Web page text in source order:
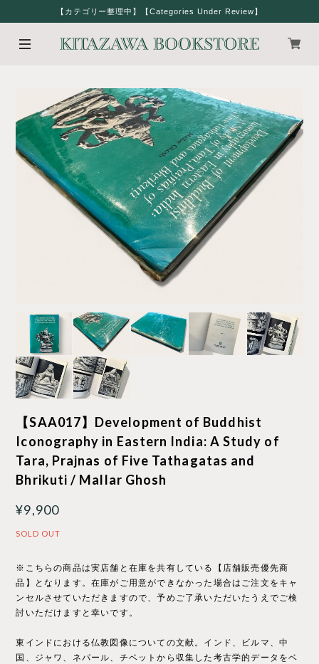
【カテゴリー整理中】【Categories Under Review】
【SAA017】Development of Buddhist
Iconography in Eastern India: A Study of
Tara, Prajnas of Five Tathagatas and
Bhrikuti / Mallar Ghosh
¥9,900
SOLD OUT
※こちらの商品は実店舗と在庫を共有している【店舗販売優先商
品】となります。在庫がご用意ができなかった場合はご注文をキャ
ンセルさせていただきますので、予めご了承いただいたうえでご検
討いただけますと幸いです。
東インドにおける仏教図像についての文献。インド、ビルマ、中
国、ジャワ、ネパール、チベットから収集した考古学的データをベ